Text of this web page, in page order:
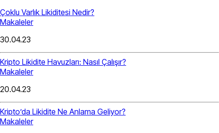
Çoklu Varlık Likiditesi Nedir?
Makaleler
30.04.23
Kripto Likidite Havuzları: Nasıl Çalışır?
Makaleler
20.04.23
Kripto’da Likidite Ne Anlama Geliyor?
Makaleler